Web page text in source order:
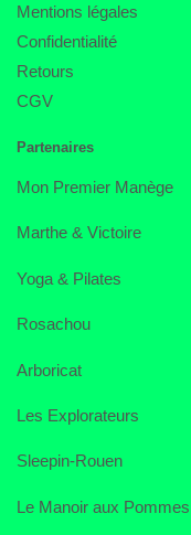
Mentions légales
Confidentialité
Retours
CGV
Partenaires
Mon Premier Manège
Marthe & Victoire
Yoga & Pilates
Rosachou
Arboricat
Les Explorateurs
Sleepin-Rouen
Le Manoir aux Pommes